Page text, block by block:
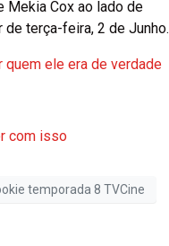
Mekia Cox ao lado de
terça-feira, 2 de Junho.
quem ele era de verdade
com isso
temporada 8 TVCine